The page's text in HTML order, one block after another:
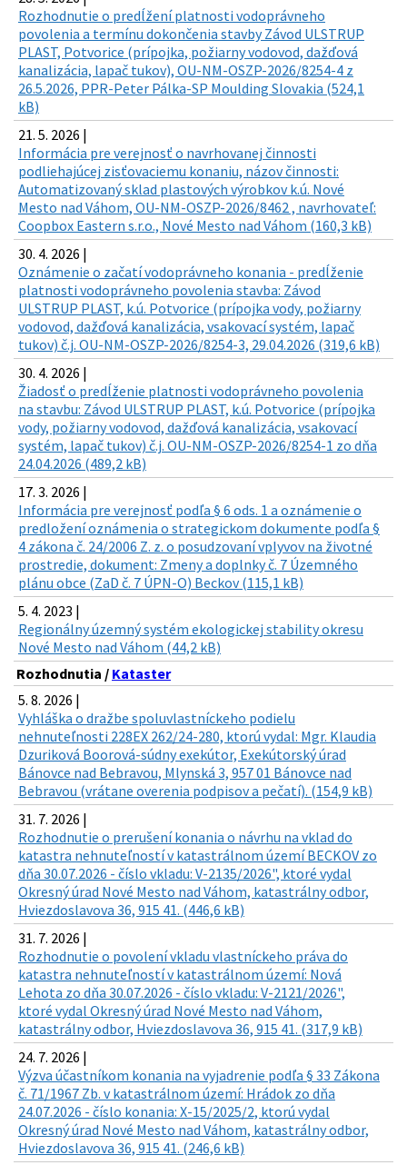
Rozhodnutie o predĺžení platnosti vodoprávneho
povolenia a termínu dokončenia stavby Závod ULSTRUP
PLAST, Potvorice (prípojka, požiarny vodovod, dažďová
kanalizácia, lapač tukov), OU-NM-OSZP-2026/8254-4 z
26.5.2026, PPR-Peter Pálka-SP Moulding Slovakia (524,1
kB)
21. 5. 2026 |
Informácia pre verejnosť o navrhovanej činnosti
podliehajúcej zisťovaciemu konaniu, názov činnosti:
Automatizovaný sklad plastových výrobkov k.ú. Nové
Mesto nad Váhom, OU-NM-OSZP-2026/8462 , navrhovateľ:
Coopbox Eastern s.r.o., Nové Mesto nad Váhom (160,3 kB)
30. 4. 2026 |
Oznámenie o začatí vodoprávneho konania - predĺženie
platnosti vodoprávneho povolenia stavba: Závod
ULSTRUP PLAST, k.ú. Potvorice (prípojka vody, požiarny
vodovod, dažďová kanalizácia, vsakovací systém, lapač
tukov) č.j. OU-NM-OSZP-2026/8254-3, 29.04.2026 (319,6 kB)
30. 4. 2026 |
Žiadosť o predĺženie platnosti vodoprávneho povolenia
na stavbu: Závod ULSTRUP PLAST, k.ú. Potvorice (prípojka
vody, požiarny vodovod, dažďová kanalizácia, vsakovací
systém, lapač tukov) č.j. OU-NM-OSZP-2026/8254-1 zo dňa
24.04.2026 (489,2 kB)
17. 3. 2026 |
Informácia pre verejnosť podľa § 6 ods. 1 a oznámenie o
predložení oznámenia o strategickom dokumente podľa §
4 zákona č. 24/2006 Z. z. o posudzovaní vplyvov na životné
prostredie, dokument: Zmeny a doplnky č. 7 Územného
plánu obce (ZaD č. 7 ÚPN-O) Beckov (115,1 kB)
5. 4. 2023 |
Regionálny územný systém ekologickej stability okresu
Nové Mesto nad Váhom (44,2 kB)
Rozhodnutia / Kataster
5. 8. 2026 |
Vyhláška o dražbe spoluvlastníckeho podielu
nehnuteľnosti 228EX 262/24-280, ktorú vydal: Mgr. Klaudia
Dzuriková Boorová-súdny exekútor, Exekútorský úrad
Bánovce nad Bebravou, Mlynská 3, 957 01 Bánovce nad
Bebravou (vrátane overenia podpisov a pečatí). (154,9 kB)
31. 7. 2026 |
Rozhodnutie o prerušení konania o návrhu na vklad do
katastra nehnuteľností v katastrálnom území BECKOV zo
dňa 30.07.2026 - číslo vkladu: V-2135/2026", ktoré vydal
Okresný úrad Nové Mesto nad Váhom, katastrálny odbor,
Hviezdoslavova 36, 915 41. (446,6 kB)
31. 7. 2026 |
Rozhodnutie o povolení vkladu vlastníckeho práva do
katastra nehnuteľností v katastrálnom území: Nová
Lehota zo dňa 30.07.2026 - číslo vkladu: V-2121/2026",
ktoré vydal Okresný úrad Nové Mesto nad Váhom,
katastrálny odbor, Hviezdoslavova 36, 915 41. (317,9 kB)
24. 7. 2026 |
Výzva účastníkom konania na vyjadrenie podľa § 33 Zákona
č. 71/1967 Zb. v katastrálnom území: Hrádok zo dňa
24.07.2026 - číslo konania: X-15/2025/2, ktorú vydal
Okresný úrad Nové Mesto nad Váhom, katastrálny odbor,
Hviezdoslavova 36, 915 41. (246,6 kB)